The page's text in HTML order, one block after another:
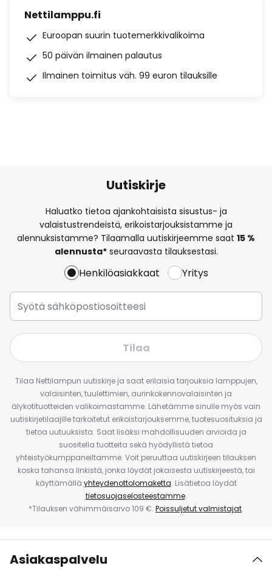
Nettilamppu.fi
Euroopan suurin tuotemerkkivalikoima
50 päivän ilmainen palautus
Ilmainen toimitus väh. 99 euron tilauksille
Uutiskirje
Haluatko tietoa ajankohtaisista sisustus- ja
valaistustrendeistä, erikoistarjouksistamme ja
alennuksistamme? Tilaamalla uutiskirjeemme saat 15 %
alennusta*seuraavasta tilauksestasi.
Henkilöasiakkaat Yritys
Tilaa
Tilaa Nettilampun uutiskirje ja saat erilaisia tarjouksia lamppujen,
valaisinten, tuulettimien, aurinkokennovalaisinten ja
älykotituotteiden valikoimastamme. Lähetämme sinulle myös vain
uutiskirjetilaajille tarkoitetut erikoistarjouksemme, tuotesuosituksia ja
tietoa uutuuksista. Saat lisäksi mahdollisuuden arvioida ja
suositella tuotteita sekä hyödyllistä tietoa
yhteistyökumppaneiltamme. Voit peruuttaa uutiskirjeen tilauksen
koska tahansa linkistä, jonka löydät jokaisesta uutiskirjeestä, tai
käyttämällä yhteydenottolomaketta. Lisätietoa löydät
tietosuojaselosteestamme.
*Tilauksen vähimmäisarvo 109 €. Poissuljetut valmistajat.
Asiakaspalvelu